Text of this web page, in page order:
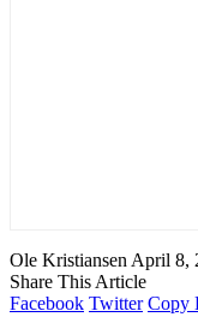
Ole Kristiansen April 8,
Share This Article
Facebook Twitter Copy